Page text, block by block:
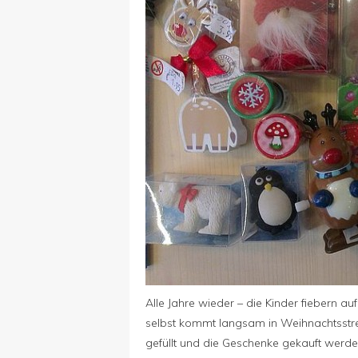
Alle Jahre wieder – die Kinder fiebern
selbst kommt langsam in
gefüllt und die Geschenke gekauft